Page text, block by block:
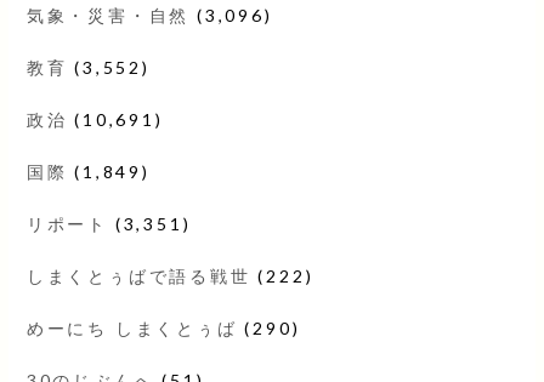
気象・災害・自然 (3,096)
教育 (3,552)
政治 (10,691)
国際 (1,849)
リポート (3,351)
しまくとぅばで語る戦世 (222)
めーにち しまくとぅば (290)